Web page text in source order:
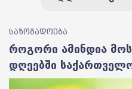
საზოგადოება
როგორი ამინდია
დღეებში